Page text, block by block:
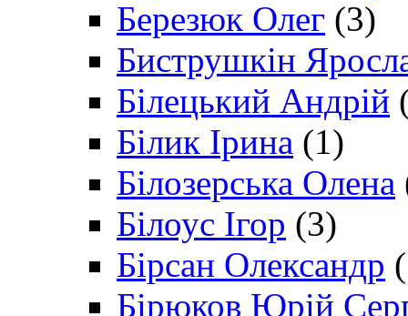
Березюк Олег (3)
Биструшкін
Білецький Андрій
Білик Ірина (1)
Білозерська Олена
Білоус Ігор (3)
Бірсан Олександр
Бірюков Юрій